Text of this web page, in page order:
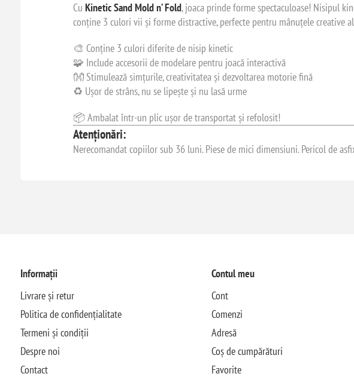
Cu Kinetic Sand Mold n’ Fold, joaca prinde forme spectaculoase! Nisipul
conține 3 culori vii și forme distractive, perfecte pentru mânuțele creative
🎨 Conține 3 culori diferite de nisip kinetic
🧩 Include accesorii de modelare pentru joacă interactivă
👐 Stimulează simțurile, creativitatea și dezvoltarea motorie fină
♻️ Ușor de strâns, nu se lipește și nu lasă urme
📦 Ambalat într-un plic ușor de transportat și refolosit!
Atenționări:
Nerecomandat copiilor sub 36 luni. Piese de mici dimensiuni. Pericol de
Informații
Livrare și retur
Politica de confidențialitate
Termeni și condiții
Despre noi
Contact
Contul meu
Cont
Comenzi
Adresă
Coș de cumpărături
Favorite